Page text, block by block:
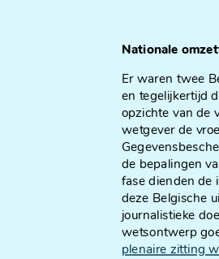
Nationale
Er waren twee
en tegelijkertijd
opzichte van de
wetgever de
de bepalingen
fase dienden de
deze Belgische
journalistieke
wetsontwerp
plenaire zitting